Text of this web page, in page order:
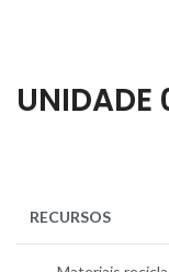
UNIDADE
RECURSOS